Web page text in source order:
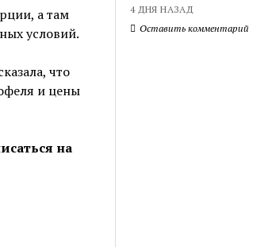
а там
условий.
что
и цены
на
4 ДНЯ НАЗАД
Оставить комментарий